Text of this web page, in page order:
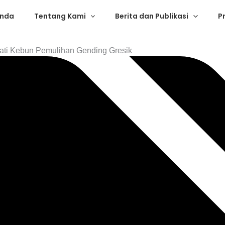
Tentang Kami Berita dan Publikasi
Kebun Pemulihan Gending Gresik